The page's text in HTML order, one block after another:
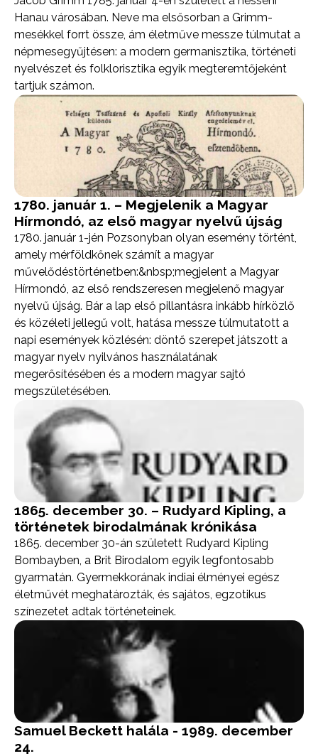
Hanau városában. Neve ma elsősorban a Grimm-
mesékkel forrt össze, ám életműve messze túlmutat a
népmesegyűjtésen: a modern germanisztika, történeti
nyelvészet és folklorisztika egyik megteremtőjeként
tartjuk számon.
1780. január 1. – Megjelenik a Magyar
Hírmondó, az első magyar nyelvű újság
1780. január 1-jén Pozsonyban olyan esemény történt,
amely mérföldkőnek számít a magyar
művelődéstörténetben:&nbsp;megjelent a Magyar
Hírmondó, az első rendszeresen megjelenő magyar
nyelvű újság. Bár a lap első pillantásra inkább hírközlő
és közéleti jellegű volt, hatása messze túlmutatott a
napi események közlésén: döntő szerepet játszott a
magyar nyelv nyilvános használatának
megerősítésében és a modern magyar sajtó
megszületésében.
1865. december 30. – Rudyard Kipling, a
történetek birodalmának krónikása
1865. december 30-án született Rudyard Kipling
Bombayben, a Brit Birodalom egyik legfontosabb
gyarmatán. Gyermekkorának indiai élményei egész
életművét meghatározták, és sajátos, egzotikus
színezetet adtak történeteinek.
Samuel Beckett halála - 1989. december
24.